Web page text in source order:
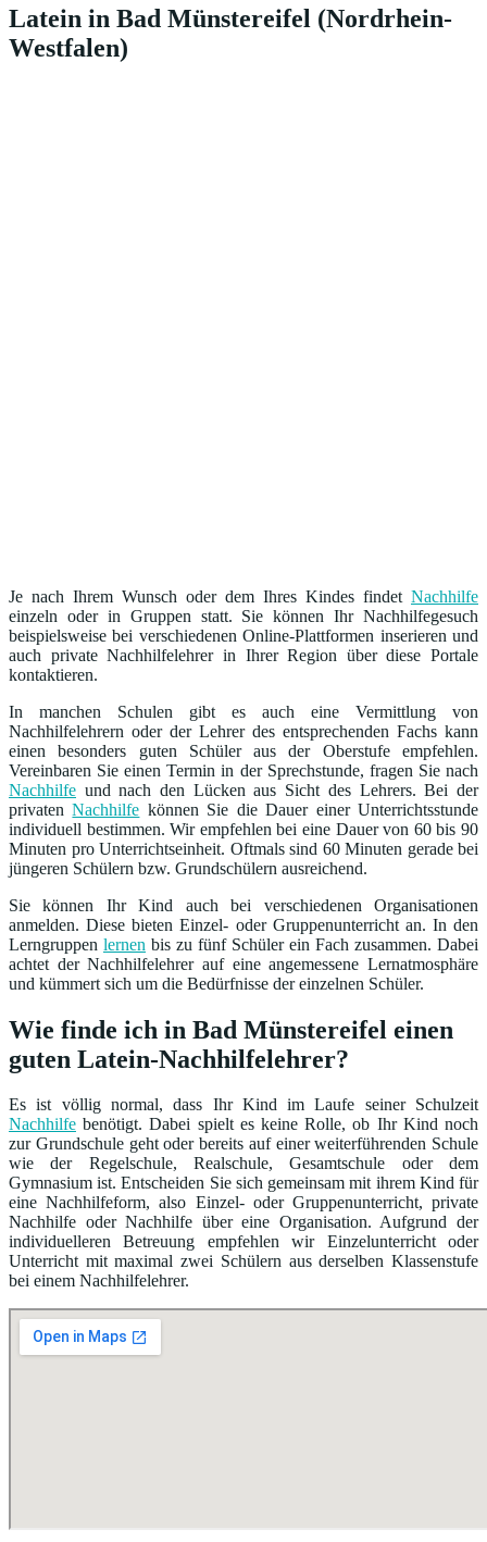
Latein in Bad Münstereifel (Nordrhein-
Westfalen)
Je nach Ihrem Wunsch oder dem Ihres Kindes findet Nachhilfe
einzeln oder in Gruppen statt. Sie können Ihr Nachhilfegesuch
beispielsweise bei verschiedenen Online-Plattformen inserieren und
auch private Nachhilfelehrer in Ihrer Region über diese Portale
kontaktieren.
In manchen Schulen gibt es auch eine Vermittlung von
Nachhilfelehrern oder der Lehrer des entsprechenden Fachs kann
einen besonders guten Schüler aus der Oberstufe empfehlen.
Vereinbaren Sie einen Termin in der Sprechstunde, fragen Sie nach
Nachhilfe und nach den Lücken aus Sicht des Lehrers. Bei der
privatenNachhilfe können Sie die Dauer einer Unterrichtsstunde
individuell bestimmen. Wir empfehlen bei eine Dauer von 60 bis 90
Minuten pro Unterrichtseinheit. Oftmals sind 60 Minuten gerade bei
jüngeren Schülern bzw. Grundschülern ausreichend.
Sie können Ihr Kind auch bei verschiedenen Organisationen
anmelden. Diese bieten Einzel- oder Gruppenunterricht an. In den
Lerngruppen lernen bis zu fünf Schüler ein Fach zusammen. Dabei
achtet der Nachhilfelehrer auf eine angemessene Lernatmosphäre
und kümmert sich um die Bedürfnisse der einzelnen Schüler.
Wie finde ich in Bad Münstereifel einen
guten Latein-Nachhilfelehrer?
Es ist völlig normal, dass Ihr Kind im Laufe seiner Schulzeit
Nachhilfe benötigt. Dabei spielt es keine Rolle, ob Ihr Kind noch
zur Grundschule geht oder bereits auf einer weiterführenden Schule
wie der Regelschule, Realschule, Gesamtschule oder dem
Gymnasium ist. Entscheiden Sie sich gemeinsam mit ihrem Kind für
eine Nachhilfeform, also Einzel- oder Gruppenunterricht, private
Nachhilfe oder Nachhilfe über eine Organisation. Aufgrund der
individuelleren Betreuung empfehlen wir Einzelunterricht oder
Unterricht mit maximal zwei Schülern aus derselben Klassenstufe
bei einem Nachhilfelehrer.